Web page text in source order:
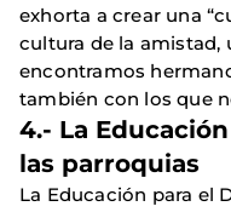
exhorta a crear una
cultura de la amistad,
encontramos
también con los que
4.- La
las parroquias
La Educación para el